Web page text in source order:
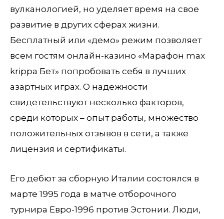
вулканологией, но уделяет время на свое
развитие в других сферах жизни.
Бесплатный или «демо» режим позволяет
всем гостям онлайн-казино «Марафон max
krippa Бет» попробовать себя в лучших
азартных играх. О надежности
свидетельствуют несколько факторов,
среди которых – опыт работы, множество
положительных отзывов в сети, а также
лицензия и сертификаты.
Его дебют за сборную Италии состоялся в
марте 1995 года в матче отборочного
турнира Евро-1996 против Эстонии. Люди,